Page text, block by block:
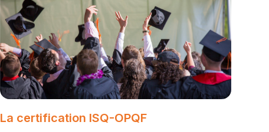
La certification ISQ-OPQF